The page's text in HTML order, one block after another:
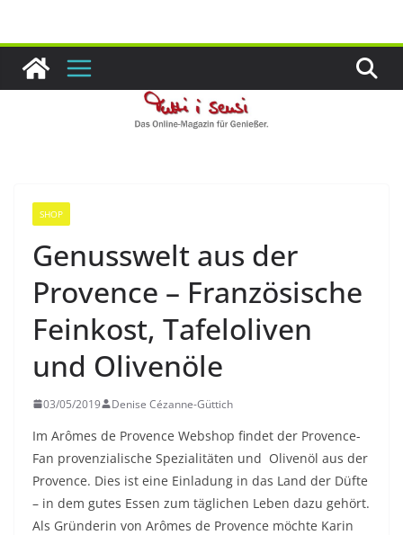
springen
SHOP
Genusswelt aus der
Provence – Französische
Feinkost, Tafeloliven
und Olivenöle
03/05/2019 Denise Cézanne-Güttich
Im Arômes de Provence Webshop findet der Provence-
Fan provenzialische Spezialitäten und Olivenöl aus der
Provence. Dies ist eine Einladung in das Land der Düfte
– in dem gutes Essen zum täglichen Leben dazu gehört.
Als Gründerin von Arômes de Provence möchte Karin